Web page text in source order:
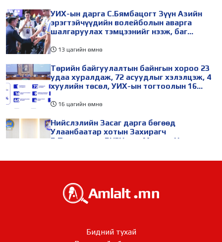
УИХ-ын дарга С.Бямбацогт Зүүн Азийн
эрэгтэйчүүдийн волейболын аварга
шалгаруулах тэмцээнийг нээж, баг
13 цагийн өмнө
Төрийн байгуулалтын байнгын хороо 23
удаа хуралдаж, 72 асуудлыг хэлэлцэж, 4
хуулийн төсөл, УИХ-ын тогтоолын 16
16 цагийн өмнө
Нийслэлийн Засаг дарга бөгөөд
Улаанбаатар хотын Захирагч
Б.Пүрэвдагва БНЭУ-аас Монгол Улсад
Атул Малхари Готсурветэй уулзлаа
дугаар сарын 1-нд ашиглалтад оруулна
Морингийн давааны замаас “Барилгын
Бидний тухай